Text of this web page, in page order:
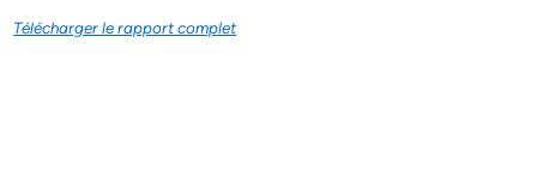
Télécharger le rapport complet